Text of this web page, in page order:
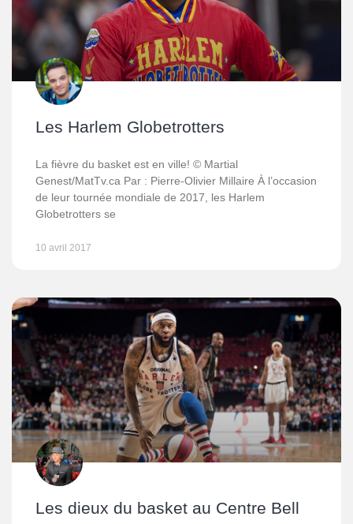
Les Harlem Globetrotters
La fièvre du basket est en ville! © Martial
Genest/MatTv.ca Par : Pierre-Olivier Millaire À l’occasion
de leur tournée mondiale de 2017, les Harlem
Globetrotters se
10 avril 2017
Les dieux du basket au Centre Bell